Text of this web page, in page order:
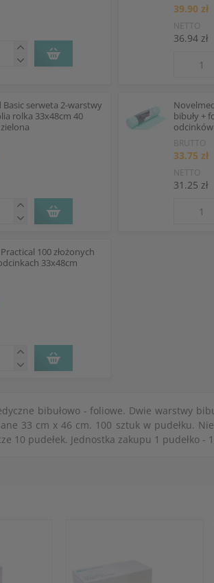
39.90 zł
NETTO
36.94 zł
serweta 2-warstwy
rolka 33x48cm 40
bibuły +
BRUTTO
33.75 zł
NETTO
31.25 zł
100 złożonych
33x48cm
bibułowo - foliowe. Dwie warstwy
33 cm x 46 cm. 100 sztuk w pudełku.
10 pudełek. Jednostka zakupu 1 pudełko -